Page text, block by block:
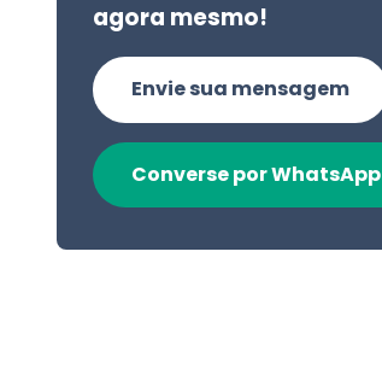
agora mesmo!
Envie sua mensagem
Converse por WhatsApp